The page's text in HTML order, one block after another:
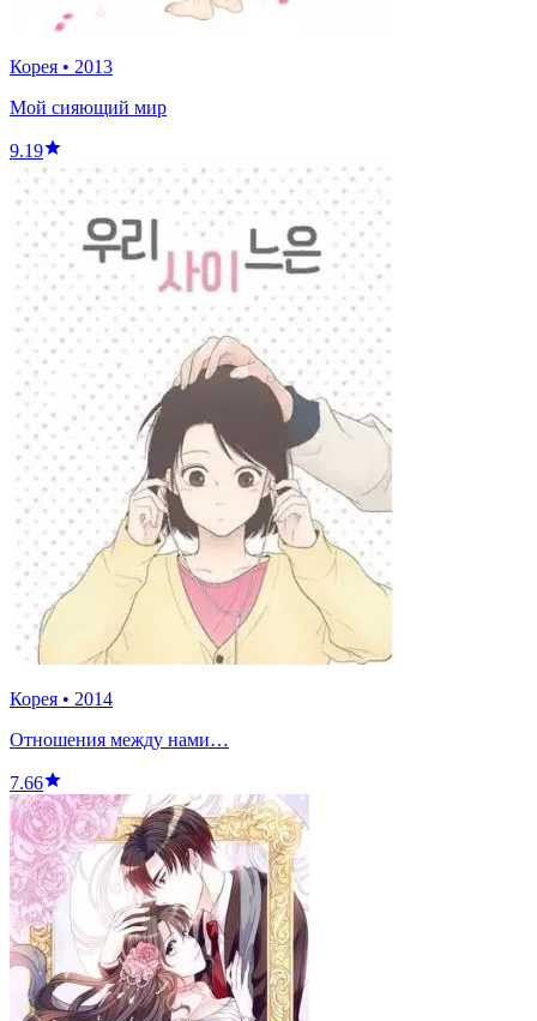
Корея • 2013
Мой сияющий мир
9.19
Корея • 2014
Отношения между нами…
7.66